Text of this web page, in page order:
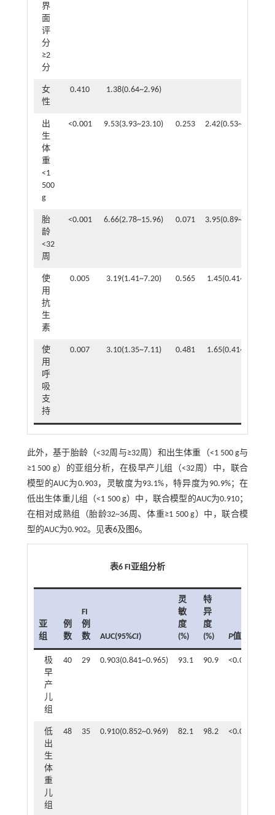
界
面
评
分
≥2
分
女
性
0.410 1.38(0.64~2.96)
出
生
体
重
<1
500
g
<0.001 9.53(3.93~23.10) 0.253 2.42(0.53~10.97)
胎
龄
<32
周
<0.001 6.66(2.78~15.96) 0.071 3.95(0.89~17.55)
使
用
抗
生
素
0.005 3.19(1.41~7.20) 0.565 1.45(0.41~5.10)
使
用
呼
吸
支
持
0.007 3.10(1.35~7.11) 0.481 1.65(0.41~6.60)
此外，基于胎龄（<32周与≥32周）和出生体重（<1 500 g与
≥1 500 g）的亚组分析，在极早产儿组（<32周）中，联合
模型的AUC为0.903，灵敏度为93.1%，特异度为90.9%；在
低出生体重儿组（<1 500 g）中，联合模型的AUC为0.910；
在相对成熟组（胎龄32~36周、体重≥1 500 g）中，联合模
型的AUC为0.902。见表6及图6。
表6 FI亚组分析
亚
组
例
数
FI
例
数
AUC(95%CI)
灵
敏
度
(%)
特
异
度
(%)
P值
极
早
产
儿
组
40 29 0.903(0.841~0.965) 93.1 90.9 <0.001
低
出
生
体
重
儿
组
48 35 0.910(0.852~0.969) 82.1 98.2 <0.001